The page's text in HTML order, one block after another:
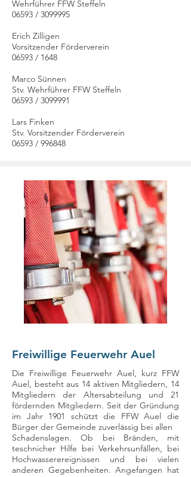
Wehrführer FFW Steffeln
06593 / 3099995
Erich Zilligen
Vorsitzender Förderverein
06593 / 1648
Marco Sünnen
Stv. Wehrführer FFW Steffeln
06593 / 3099991
Lars Finken
Stv. Vorsitzender Förderverein
06593 / 996848
Freiwillige Feuerwehr Auel
Die Freiwillige Feuerwehr Auel, kurz FFW
Auel, besteht aus 14 aktiven Mitgliedern, 14
Mitgliedern der Altersabteilung und 21
fördernden Mitgliedern. Seit der Gründung
im Jahr 1901 schützt die FFW Auel die
Bürger der Gemeinde zuverlässig bei allen
Schadenslagen. Ob bei Bränden, mit
teschnicher Hilfe bei Verkehrsunfällen, bei
Hochwasserereignissen und bei vielen
anderen Gegebenheiten. Angefangen hat